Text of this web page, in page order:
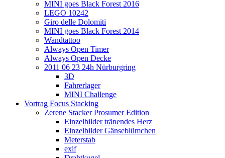
MINI goes Black Forest 2016
LEGO 10242
Giro delle Dolomiti
MINI goes Black Forest 2014
Wandtattoo
Always Open Timer
Always Open Decke
2011 06 23 24h Nürburgring
3D
Fahrerlager
MINI Challenge
Vortrag Focus Stacking
Zerene Stacker Prosumer Edition
Einzelbilder tränendes Herz
Einzelbilder Gänseblümchen
Meterstab
exif